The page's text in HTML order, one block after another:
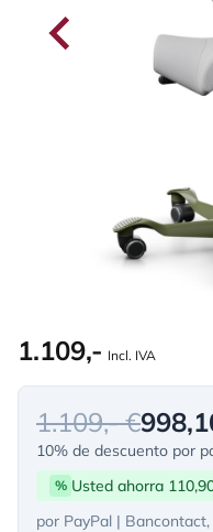
1.109,- Incl. IVA
1.109,- €
10% de descuento por
% Usted ahorra
por PayPal |